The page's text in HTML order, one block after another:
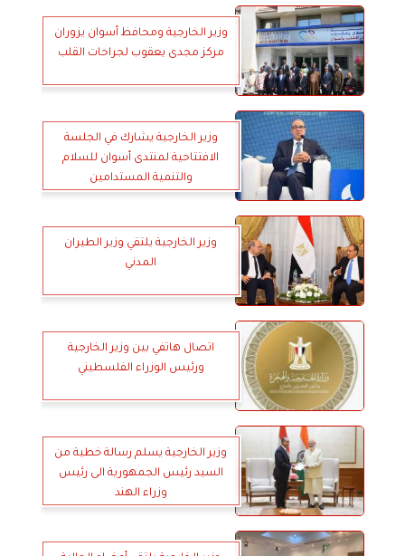
وزير الخارجية ومحافظ أسوان يزوران
مركز مجدى يعقوب لجراحات القلب
وزير الخارجية يشارك في الجلسة
الافتتاحية لمنتدى أسوان للسلام
والتنمية المستدامين
وزير الخارجية يلتقي وزير الطيران
المدني
اتصال هاتفي بين وزير الخارجية
ورئيس الوزراء الفلسطيني
وزير الخارجية يسلم رسالة خطية من
السيد رئيس الجمهورية الى رئيس
وزراء الهند